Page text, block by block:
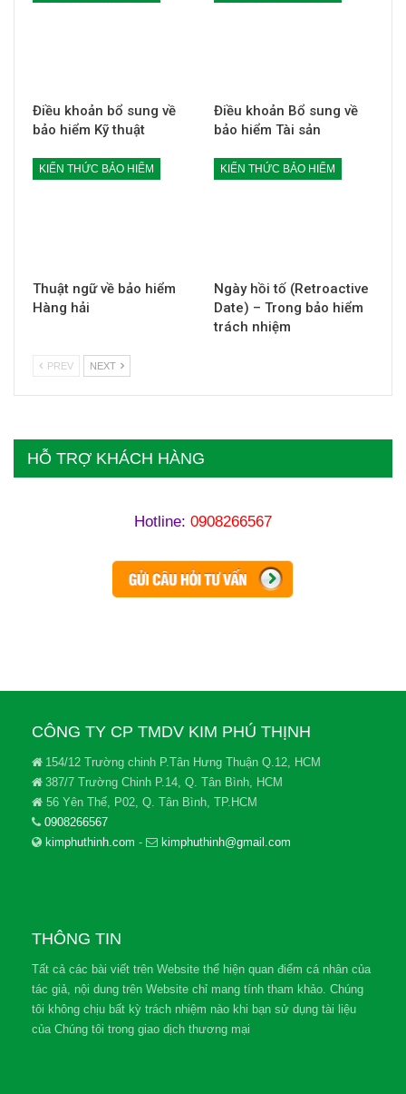
Điều khoản bổ sung về
bảo hiểm Kỹ thuật
Điều khoản Bổ sung về
bảo hiểm Tài sản
KIẾN THỨC BẢO HIỂM
Thuật ngữ về bảo hiểm
Hàng hải
KIẾN THỨC BẢO HIỂM
Ngày hồi tố (Retroactive
Date) – Trong bảo hiểm
trách nhiệm
PREV NEXT
HỖ TRỢ KHÁCH HÀNG
Hotline: 0908266567
CÔNG TY CP TMDV KIM PHÚ THỊNH
154/12 Trường chinh P.Tân Hưng Thuận Q.12, HCM
387/7 Trường Chinh P.14, Q. Tân Bình, HCM
56 Yên Thế, P02, Q. Tân Bình, TP.HCM
0908266567
kimphuthinh.com - kimphuthinh@gmail.com
THÔNG TIN
Tất cả các bài viết trên Website thể hiện quan điểm cá nhân của
tác giả, nội dung trên Website chỉ mang tính tham khảo. Chúng
tôi không chịu bất kỳ trách nhiệm nào khi bạn sử dụng tài liệu
của Chúng tôi trong giao dịch thương mại